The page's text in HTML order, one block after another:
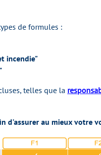
de formules :
incendie"
telles que la
d'assurer au mieux votre